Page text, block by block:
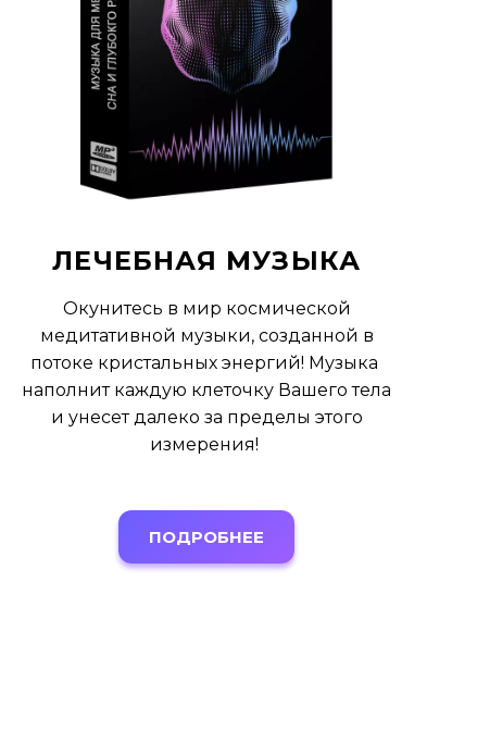
ЛЕЧЕБНАЯ МУЗЫКА
Окунитесь в мир космической
медитативной музыки, созданной в
потоке кристальных энергий! Музыка
наполнит каждую клеточку Вашего тела
и унесет далеко за пределы этого
измерения!
ПОДРОБНЕЕ